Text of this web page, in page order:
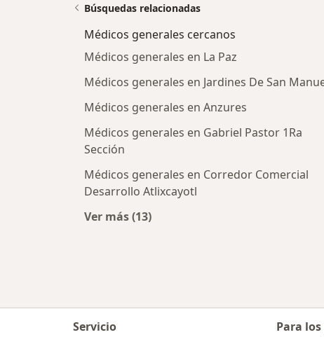
Búsquedas relacionadas
Médicos generales cercanos
Médicos generales en La Paz
Médicos generales en Jardines De San
Médicos generales en Anzures
Médicos generales en Gabriel Pastor 1Ra
Sección
Médicos generales en Corredor Comercial
Desarrollo Atlixcayotl
Ver más (13)
Servicio Para